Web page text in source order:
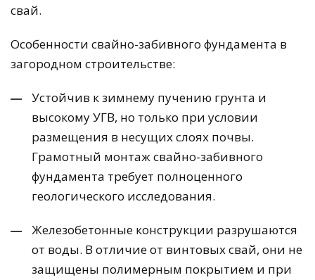
свай.
Особенности свайно-забивного фундамента в
загородном строительстве:
Устойчив к зимнему пучению грунта и
высокому УГВ, но только при условии
размещения в несущих слоях почвы.
Грамотный монтаж свайно-забивного
фундамента требует полноценного
геологического исследования.
Железобетонные конструкции разрушаются
от воды. В отличие от винтовых свай, они не
защищены полимерным покрытием и при